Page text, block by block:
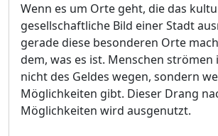
Wenn es um Orte geht, die das
gesellschaftliche Bild einer Stadt
gerade diese besonderen Orte
dem, was es ist. Menschen strömen
nicht des Geldes wegen, sondern
Möglichkeiten gibt. Dieser Drang
Möglichkeiten wird ausgenutzt.